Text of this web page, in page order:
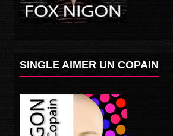
SINGLE AIMER UN COPAIN